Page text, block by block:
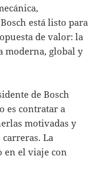
está listo para
de valor: la
moderna, global y
de Bosch
es contratar a
motivadas y
La
en el viaje con